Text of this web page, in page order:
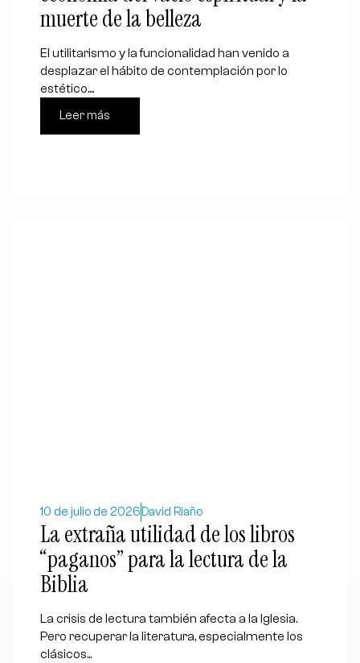
muerte de la belleza
El utilitarismo y la funcionalidad han venido a
desplazar el hábito de contemplación por lo
estético....
Leer más
10 de julio de 2026 David Riaño
La extraña utilidad de los libros
“paganos” para la lectura de la
Biblia
La crisis de lectura también afecta a la Iglesia.
Pero recuperar la literatura, especialmente los
clásicos...